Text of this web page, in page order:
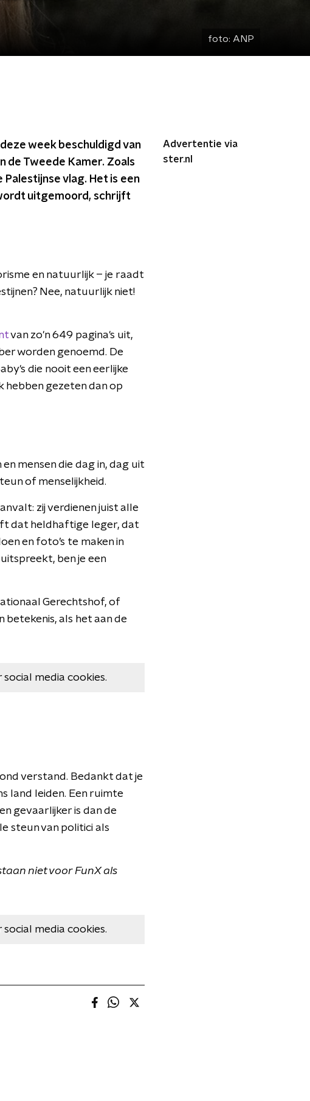
foto: ANP
week beschuldigd van
de Tweede Kamer. Zoals
vlag. Het is een
uitgemoord, schrijft
en natuurlijk – je raadt
Nee, natuurlijk niet!
van zo'n 649 pagina's uit,
worden genoemd. De
die nooit een eerlijke
hebben gezeten dan op
mensen die dag in, dag uit
of menselijkheid.
zij verdienen juist alle
dat heldhaftige leger, dat
en foto’s te maken in
ben je een
Gerechtshof, of
betekenis, als het aan de
social media cookies.
verstand. Bedankt dat je
land leiden. Een ruimte
gevaarlijker is dan de
steun van politici als
niet voor FunX als
social media cookies.
Advertentie via
ster.nl